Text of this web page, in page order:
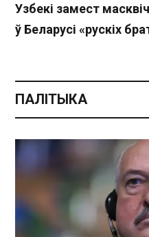
Узбекі замест
ў Беларусі «рускіх
ПАЛІТЫКА